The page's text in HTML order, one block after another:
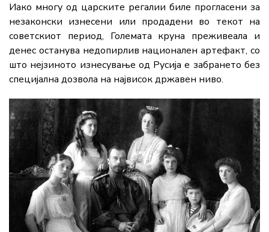
Иако многу од царските регалии биле прогласени за
незаконски изнесени или продадени во текот на
советскиот период, Големата круна преживеала и
денес останува недопирлив национален артефакт, со
што нејзиното изнесување од Русија е забрането без
специјална дозвола на највисок државен ниво.